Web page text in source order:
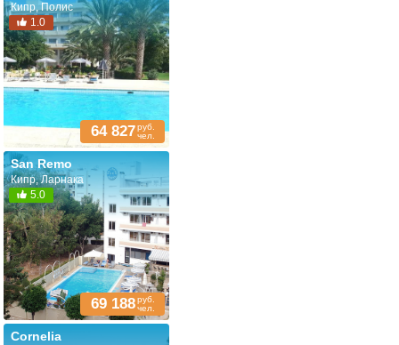
Кипр, Полис
1.0
64 827руб.
чел.
San Remo
Кипр, Ларнака
5.0
69 188руб.
чел.
Cornelia